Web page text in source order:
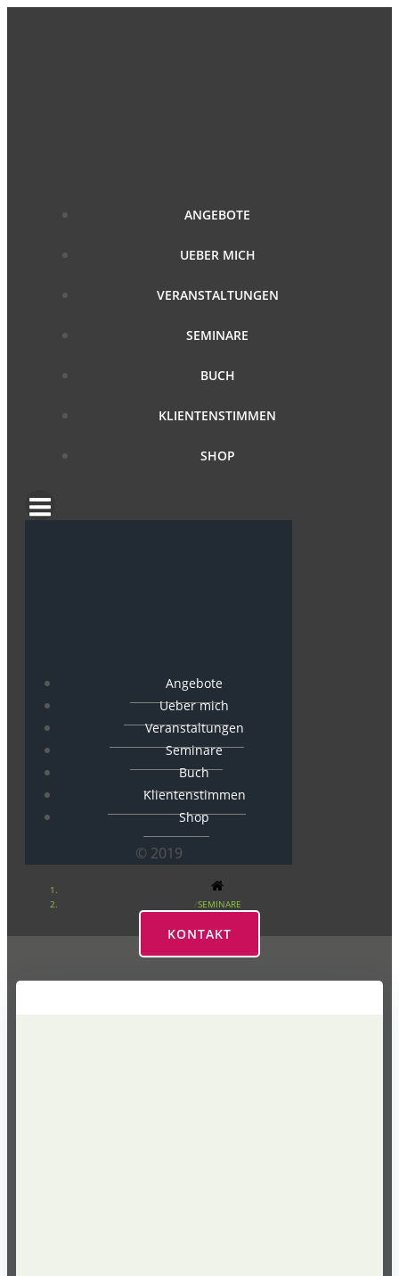
ANGEBOTE
UEBER MICH
VERANSTALTUNGEN
SEMINARE
BUCH
KLIENTENSTIMMEN
SHOP
Angebote
Ueber mich
Veranstaltungen
Seminare
Buch
Klientenstimmen
Shop
© 2019
SEMINARE
KONTAKT